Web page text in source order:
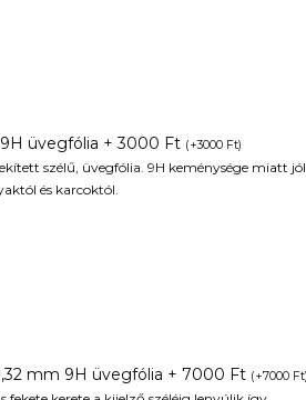
üvegfólia + 3000 Ft (+3000 Ft)
szélű, üvegfólia. 9H keménysége miatt jól
és karcoktól.
mm 9H üvegfólia + 7000 Ft (+7000 Ft